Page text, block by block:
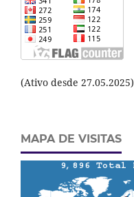
(Ativo desde 27.05.2025)
MAPA DE VISITAS